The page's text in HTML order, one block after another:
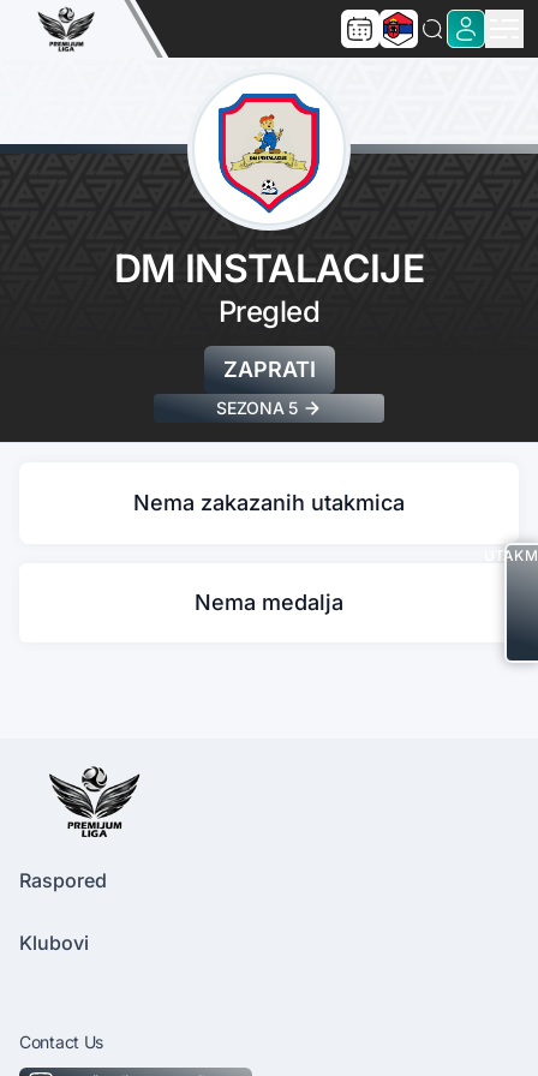
DM INSTALACIJE
Pregled
ZAPRATI
SEZONA 5
Nema zakazanih utakmica
Nema medalja
Raspored
Klubovi
Contact Us